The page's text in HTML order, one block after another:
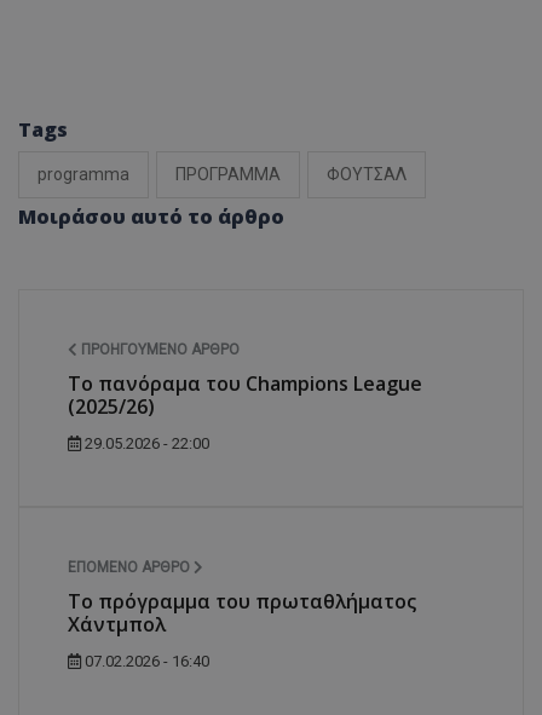
Tags
programma ΠΡΟΓΡΑΜΜΑ ΦΟΥΤΣΑΛ
Μοιράσου αυτό το άρθρο
ΠΡΟΗΓΟΎΜΕΝΟ ΆΡΘΡΟ
Tο πανόραμα του Champions League
(2025/26)
29.05.2026 - 22:00
ΕΠΌΜΕΝΟ ΆΡΘΡΟ
Το πρόγραμμα του πρωταθλήματος
Χάντμπολ
07.02.2026 - 16:40